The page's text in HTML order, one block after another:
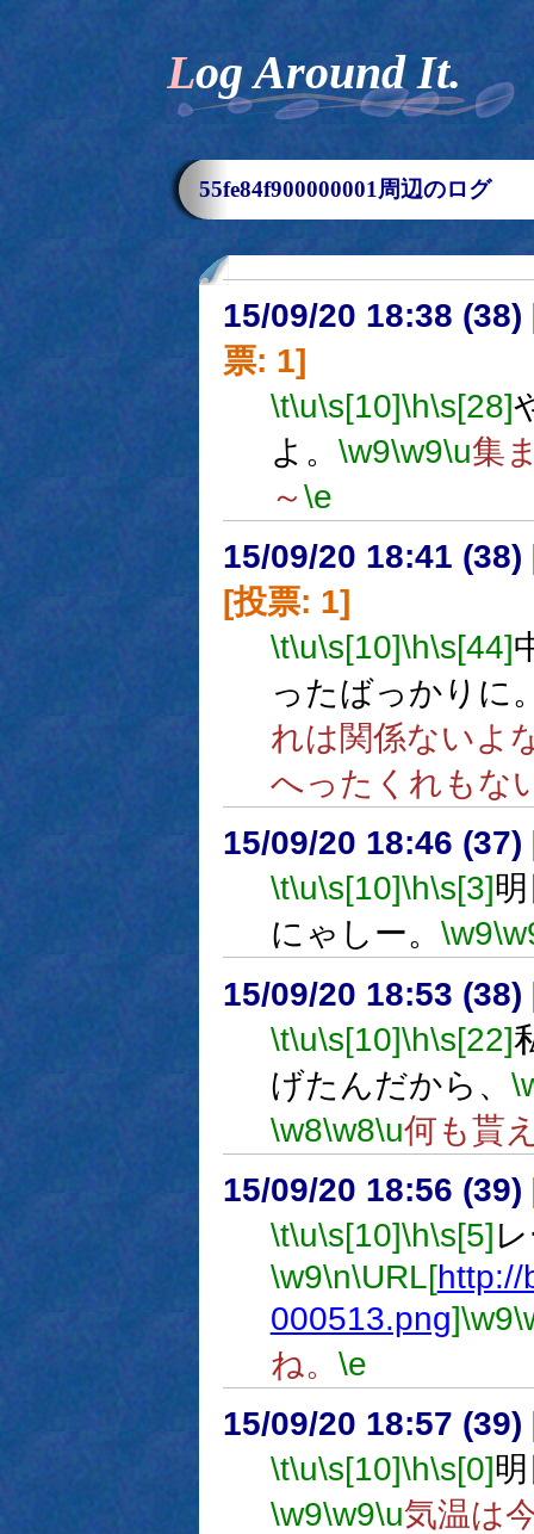
Log Around It.
55fe84f900000001周辺のログ
15/09/20 18:38 (38)
票: 1]
\t\u\s[10]\h\s[28]
よ。 \w9\w9\u集
～\e
15/09/20 18:41 (38)
[投票: 1]
\t\u\s[10]\h\s[44]
ったばっかりに
れは関係ないよ
へったくれもな
15/09/20 18:46 (37)
\t\u\s[10]\h\s[3]
にゃしー。 \w9
15/09/20 18:53 (38)
\t\u\s[10]\h\s[22]
げたんだから、
\w8\w8\u何も貰
15/09/20 18:56 (39)
\t\u\s[10]\h\s[5]
\w9\n\URL[http://
000513.png]\w9
ね。 \e
15/09/20 18:57 (39)
\t\u\s[10]\h\s[0]
\w9\w9\u気温は